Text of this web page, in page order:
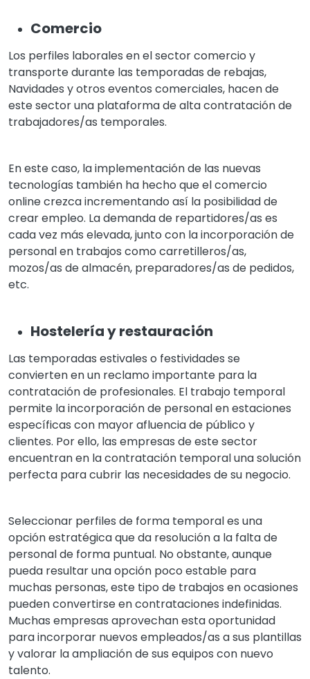
Comercio
Los perfiles laborales en el sector comercio y
transporte durante las temporadas de rebajas,
Navidades y otros eventos comerciales, hacen de
este sector una plataforma de alta contratación de
trabajadores/as temporales.
En este caso, la implementación de las nuevas
tecnologías también ha hecho que el comercio
online crezca incrementando así la posibilidad de
crear empleo. La demanda de repartidores/as es
cada vez más elevada, junto con la incorporación de
personal en trabajos como carretilleros/as,
mozos/as de almacén, preparadores/as de pedidos,
etc.
Hostelería y restauración
Las temporadas estivales o festividades se
convierten en un reclamo importante para la
contratación de profesionales. El trabajo temporal
permite la incorporación de personal en estaciones
específicas con mayor afluencia de público y
clientes. Por ello, las empresas de este sector
encuentran en la contratación temporal una solución
perfecta para cubrir las necesidades de su negocio.
Seleccionar perfiles de forma temporal es una
opción estratégica que da resolución a la falta de
personal de forma puntual. No obstante, aunque
pueda resultar una opción poco estable para
muchas personas, este tipo de trabajos en ocasiones
pueden convertirse en contrataciones indefinidas.
Muchas empresas aprovechan esta oportunidad
para incorporar nuevos empleados/as a sus plantillas
y valorar la ampliación de sus equipos con nuevo
talento.